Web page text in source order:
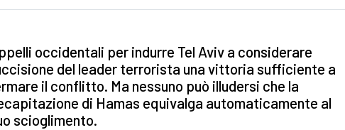
occidentali per indurre Tel Aviv a considerare
del leader terrorista una vittoria sufficiente a
il conflitto. Ma nessuno può illudersi che la
di Hamas equivalga automaticamente al
scioglimento.